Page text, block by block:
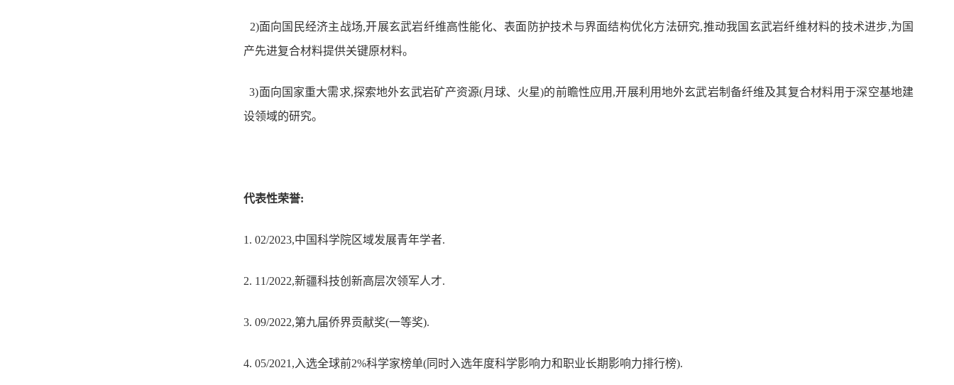
2)面向国民经济主战场,开展玄武岩纤维高性能化、表面防护技术与界面结构优化方法研究,推动我国玄武岩纤维材料的技术进步,为国
产先进复合材料提供关键原材料。
3)面向国家重大需求,探索地外玄武岩矿产资源(月球、火星)的前瞻性应用,开展利用地外玄武岩制备纤维及其复合材料用于深空基地建
设领域的研究。
代表性荣誉:
1.02/2023,中国科学院区域发展青年学者.
2. 11/2022,新疆科技创新高层次领军人才.
3.09/2022,第九届侨界贡献奖(一等奖).
4.05/2021,入选全球前2%科学家榜单(同时入选年度科学影响力和职业长期影响力排行榜).